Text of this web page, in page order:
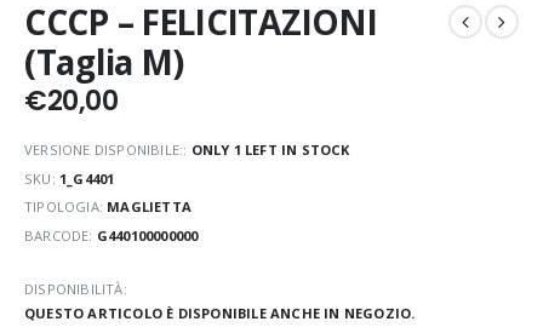
CCCP – FELICITAZIONI
(Taglia M)
€20,00
VERSIONE DISPONIBILE:: ONLY 1 LEFT IN STOCK
SKU: 1_G4401
TIPOLOGIA: MAGLIETTA
BARCODE: G440100000000
DISPONIBILITÀ:
QUESTO ARTICOLO È DISPONIBILE ANCHE IN NEGOZIO.